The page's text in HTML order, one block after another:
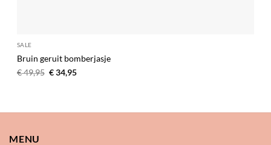
SALE
Bruin geruit bomberjasje
€49,95 Oorspronkelijke
€34,95Huidige
MENU